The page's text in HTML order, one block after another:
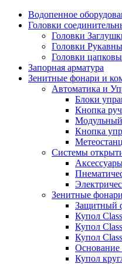
Водопенное
Головки
Головки
Головки
Головки
Запорная арматура
Зенитные фонари и
Автоматика и
Блоки
Кнопка
Кнопка
Системы
Зенитные фонари
Защитный
Купол
Купол
Купол
Основание
Купол